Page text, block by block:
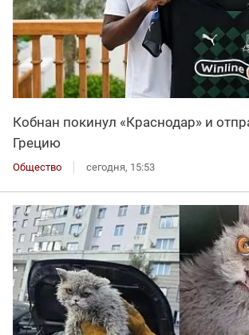
Кобнан покинул «Краснодар» и
Грецию
Общество сегодня, 15:53